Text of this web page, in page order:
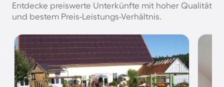
Entdecke preiswerte Unterkünfte mit hoher Qualität
und bestem Preis-Leistungs-Verhältnis.